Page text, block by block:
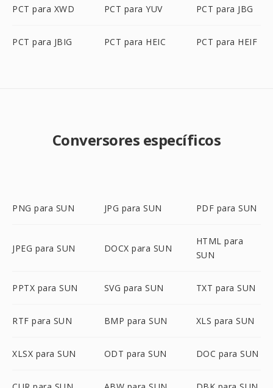
PCT para XWD PCT para YUV PCT para JBG
PCT para JBIG PCT para HEIC PCT para HEIF
Conversores específicos
PNG para SUN JPG para SUN PDF para SUN
JPEG para SUN DOCX para SUN
HTML para
SUN
PPTX para SUN SVG para SUN TXT para SUN
RTF para SUN BMP para SUN XLS para SUN
XLSX para SUN ODT para SUN DOC para SUN